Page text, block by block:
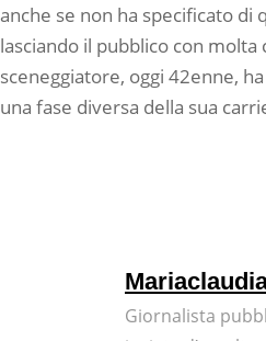
anche se non ha specificato di
lasciando il pubblico con molta
sceneggiatore, oggi 42enne,
una fase diversa della sua
Giornalista